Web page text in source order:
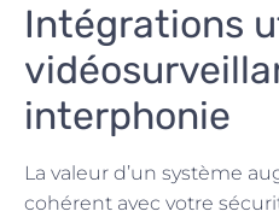
Intégrations
interphonie
La valeur d’un système
cohérent avec votre